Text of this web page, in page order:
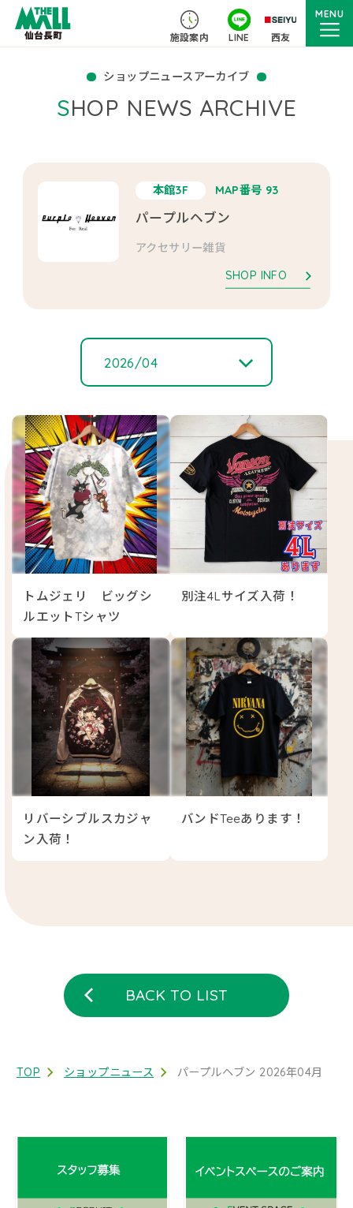
施設案内 LINE 西友
MENU
ショップニュースアーカイブ
SHOP NEWS ARCHIVE
本館3F MAP番号 93
パープルヘブン
アクセサリー雑貨
SHOP INFO
2026/04
2026/ 06
2026/ 05
2026/ 04
2026/ 02
2026/ 01
2025/ 12
2025/ 05
2024/ 12
トムジェリ ビッグシ
ルエットTシャツ
別注4Lサイズ入荷！
リバーシブルスカジャ
ン入荷！
バンドTeeあります！
BACK TO LIST
TOP ショップニュース パープルヘブン 2026年04月